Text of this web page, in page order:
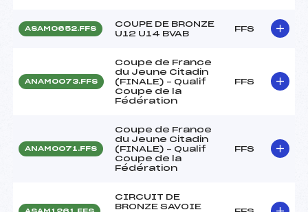
ASAM0652.FFS
COUPE DE BRONZE
U12 U14 BVAB
FFS
ANAM0073.FFS
Coupe de France
du Jeune Citadin
(FINALE) – Qualif
Coupe de la
Fédération
FFS
ANAM0071.FFS
Coupe de France
du Jeune Citadin
(FINALE) – Qualif
Coupe de la
Fédération
FFS
CIRCUIT DE
BRONZE SAVOIE